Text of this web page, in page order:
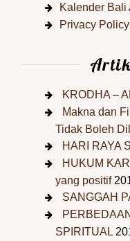
Kalender Bali
Privacy Policy
KRODHA –
Makna dan
Tidak Boleh
HARI RAYA
HUKUM
yang positif
SANGGAH
SPIRITUAL